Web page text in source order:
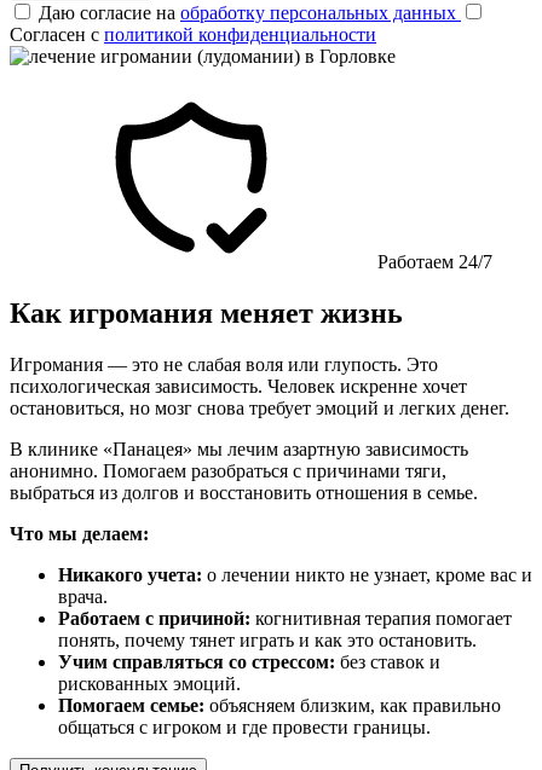
Даю согласие на обработку персональных данных
Согласен с политикой конфиденциальности
Работаем 24/7
Как игромания меняет жизнь
Игромания — это не слабая воля или глупость. Это
психологическая зависимость. Человек искренне хочет
остановиться, но мозг снова требует эмоций и легких денег.
В клинике «Панацея» мы лечим азартную зависимость
анонимно. Помогаем разобраться с причинами тяги,
выбраться из долгов и восстановить отношения в семье.
Что мы делаем:
Никакого учета: о лечении никто не узнает, кроме вас и
врача.
Работаем с причиной: когнитивная терапия помогает
понять, почему тянет играть и как это остановить.
Учим справляться со стрессом: без ставок и
рискованных эмоций.
Помогаем семье: объясняем близким, как правильно
общаться с игроком и где провести границы.